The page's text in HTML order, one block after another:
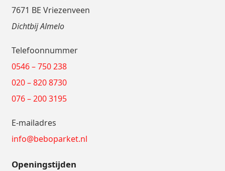
7671 BE Vriezenveen
Dichtbij Almelo
Telefoonnummer
0546 – 750 238
020 – 820 8730
076 – 200 3195
E-mailadres
info@beboparket.nl
Openingstijden